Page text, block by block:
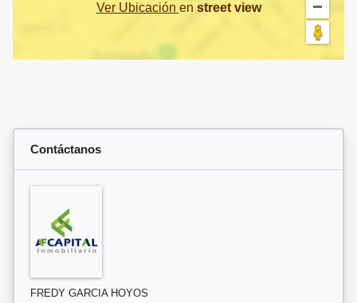
Ver Ubicación en street view
Contáctanos
FREDY GARCIA HOYOS